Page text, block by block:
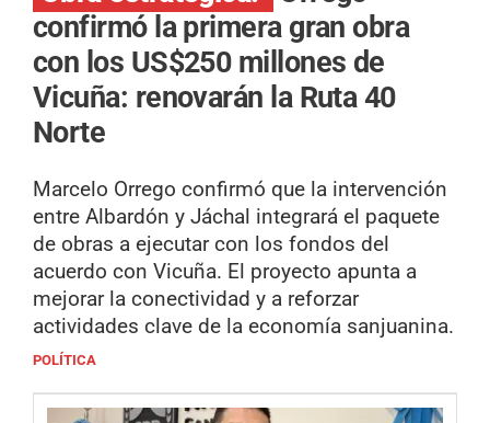
confirmó la primera gran obra
con los US$250 millones de
Vicuña: renovarán la Ruta 40
Norte
Marcelo Orrego confirmó que la intervención
entre Albardón y Jáchal integrará el paquete
de obras a ejecutar con los fondos del
acuerdo con Vicuña. El proyecto apunta a
mejorar la conectividad y a reforzar
actividades clave de la economía sanjuanina.
POLÍTICA